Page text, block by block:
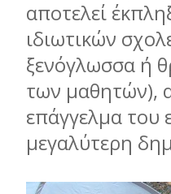
αποτελεί
ιδιωτικών
ξενόγλωσσα ή
των µαθητών),
επάγγελµα του
µεγαλύτερη